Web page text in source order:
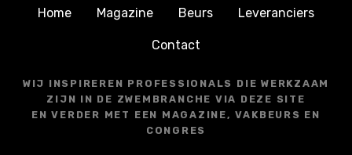
Home Magazine Beurs Leveranciers
Contact
WIJ INSPIREREN PROFESSIONALS DIE WERKZAAM
ZIJN IN DE ZWEMBRANCHE VIA DEZE SITE
EN VERDER MET EEN MAGAZINE, VAKBEURS EN
CONGRES